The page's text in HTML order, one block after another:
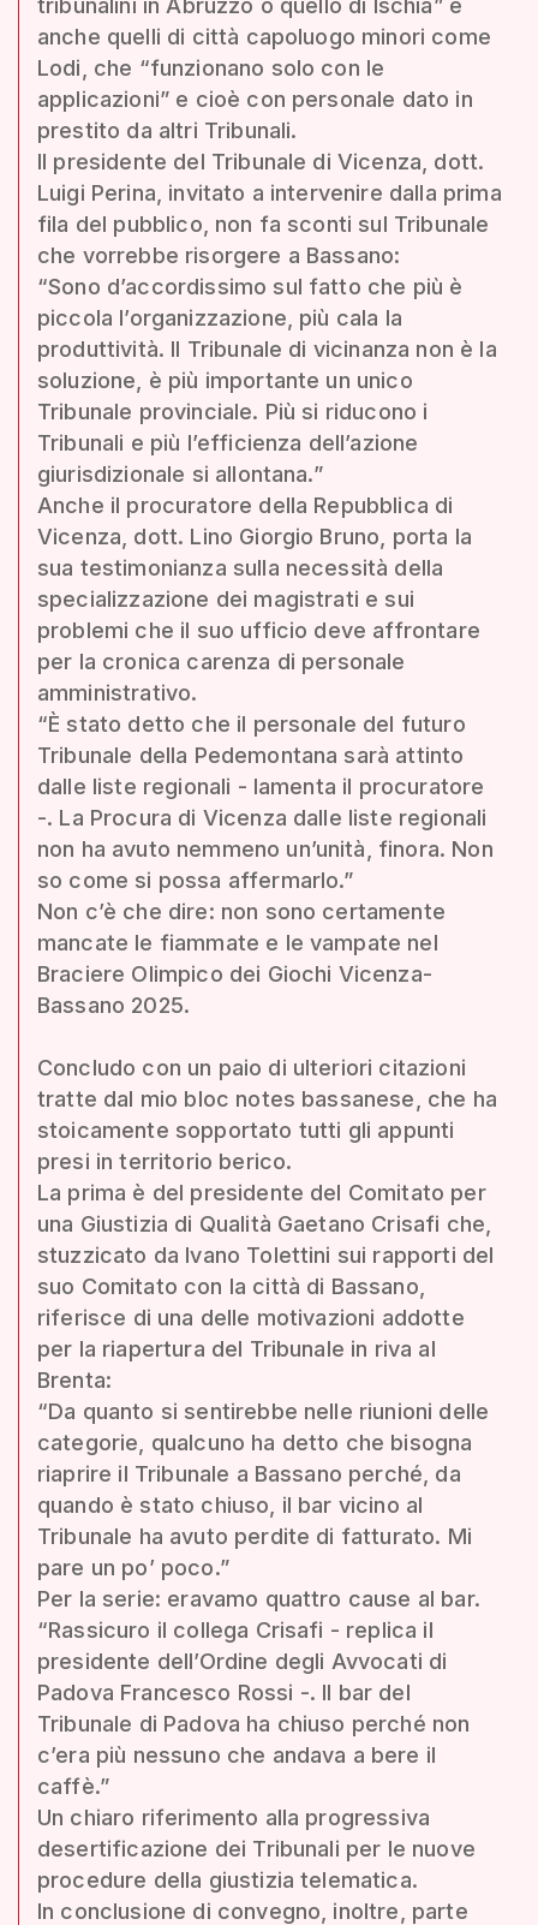
tribunalini in Abruzzo o quello di Ischia” e
anche quelli di città capoluogo minori come
Lodi, che “funzionano solo con le
applicazioni” e cioè con personale dato in
prestito da altri Tribunali.
Il presidente del Tribunale di Vicenza, dott.
Luigi Perina, invitato a intervenire dalla prima
fila del pubblico, non fa sconti sul Tribunale
che vorrebbe risorgere a Bassano:
“Sono d’accordissimo sul fatto che più è
piccola l’organizzazione, più cala la
produttività. Il Tribunale di vicinanza non è la
soluzione, è più importante un unico
Tribunale provinciale. Più si riducono i
Tribunali e più l’efficienza dell’azione
giurisdizionale si allontana.”
Anche il procuratore della Repubblica di
Vicenza, dott. Lino Giorgio Bruno, porta la
sua testimonianza sulla necessità della
specializzazione dei magistrati e sui
problemi che il suo ufficio deve affrontare
per la cronica carenza di personale
amministrativo.
“È stato detto che il personale del futuro
Tribunale della Pedemontana sarà attinto
dalle liste regionali - lamenta il procuratore
-. La Procura di Vicenza dalle liste regionali
non ha avuto nemmeno un’unità, finora. Non
so come si possa affermarlo.”
Non c’è che dire: non sono certamente
mancate le fiammate e le vampate nel
Braciere Olimpico dei Giochi Vicenza-
Bassano 2025.
Concludo con un paio di ulteriori citazioni
tratte dal mio bloc notes bassanese, che ha
stoicamente sopportato tutti gli appunti
presi in territorio berico.
La prima è del presidente del Comitato per
una Giustizia di Qualità Gaetano Crisafi che,
stuzzicato da Ivano Tolettini sui rapporti del
suo Comitato con la città di Bassano,
riferisce di una delle motivazioni addotte
per la riapertura del Tribunale in riva al
Brenta:
“Da quanto si sentirebbe nelle riunioni delle
categorie, qualcuno ha detto che bisogna
riaprire il Tribunale a Bassano perché, da
quando è stato chiuso, il bar vicino al
Tribunale ha avuto perdite di fatturato. Mi
pare un po’ poco.”
Per la serie: eravamo quattro cause al bar.
“Rassicuro il collega Crisafi - replica il
presidente dell’Ordine degli Avvocati di
Padova Francesco Rossi -. Il bar del
Tribunale di Padova ha chiuso perché non
c’era più nessuno che andava a bere il
caffè.”
Un chiaro riferimento alla progressiva
desertificazione dei Tribunali per le nuove
procedure della giustizia telematica.
In conclusione di convegno, inoltre, parte